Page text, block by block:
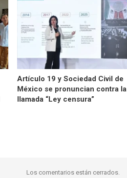
Artículo 19 y Sociedad Civil de
México se pronuncian contra la
llamada “Ley censura”
Los comentarios están cerrados.